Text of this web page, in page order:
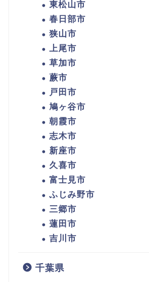
東松山市
春日部市
狭山市
上尾市
草加市
蕨市
戸田市
鳩ヶ谷市
朝霞市
志木市
新座市
久喜市
富士見市
ふじみ野市
三郷市
蓮田市
吉川市
千葉県